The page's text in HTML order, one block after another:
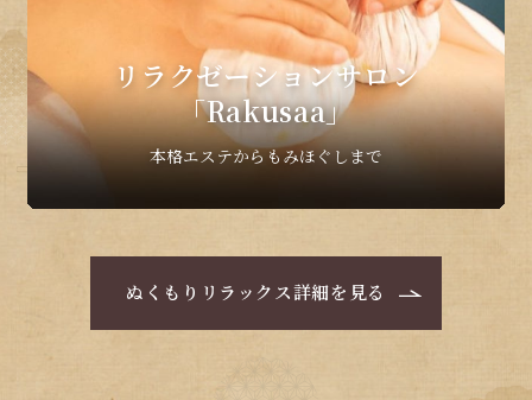
リラクゼーションサロン
「Rakusaa」
本格エステからもみほぐしまで
ぬくもりリラックス詳細を見る